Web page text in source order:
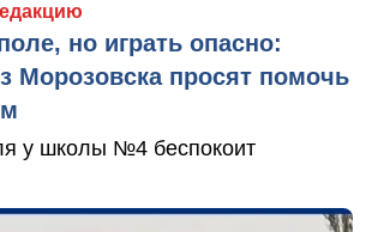
но играть опасно:
Морозовска просят помочь
у школы №4 беспокоит